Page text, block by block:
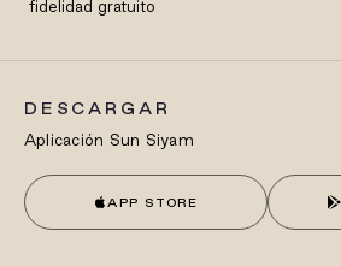
fidelidad gratuito
DESCARGAR
Aplicación Sun Siyam
APP STORE